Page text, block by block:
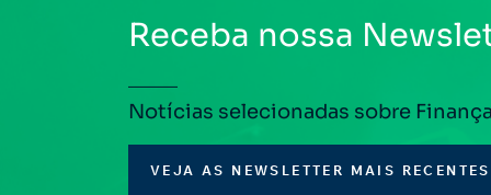
Receba nossa
Notícias selecionadas sobre
VEJA AS NEWSLETTER MAIS RECENTES